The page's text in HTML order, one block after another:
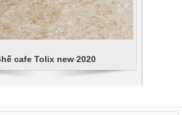
cafe Tolix new 2020